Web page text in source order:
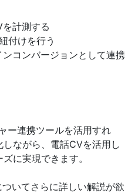
計測する
付けを行う
コンバージョンとして連携
ー連携ツールを活用すれ
ながら、電話CVを活用し
に実現できます。
いてさらに詳しい解説が欲